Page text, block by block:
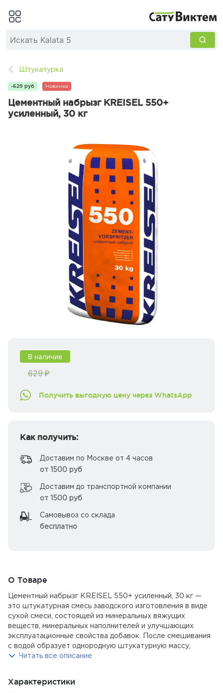
Штукатурка
-629 руб Новинка
Цементный набрызг KREISEL 550+
усиленный, 30 кг
В наличие
629 ₽
Получить выгодную цену через WhatsApp
Как получить:
Доставим по Москве от 4 часов
от 1500 руб
Доставим до транспортной компании
от 1500 руб
Самовывоз со склада
бесплатно
О Товаре
Цементный набрызг KREISEL 550+ усиленный, 30 кг —
это штукатурная смесь заводского изготовления в виде
сухой смеси, состоящей из минеральных вяжущих
веществ, минеральных наполнителей и улучшающих
эксплуатационные свойства добавок. После смешивания
с водой образует однородную штукатурную массу,
обладающую высокой адгезией с основанием. После
Сфера применения:
Читать все описание
Характеристики